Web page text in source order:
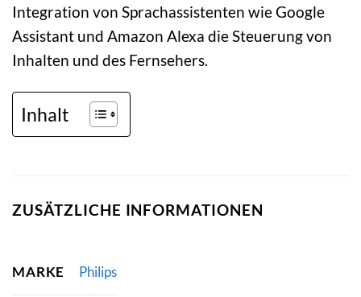
Integration von Sprachassistenten wie Google
Assistant und Amazon Alexa die Steuerung von
Inhalten und des Fernsehers.
Inhalt
ZUSÄTZLICHE INFORMATIONEN
MARKE Philips